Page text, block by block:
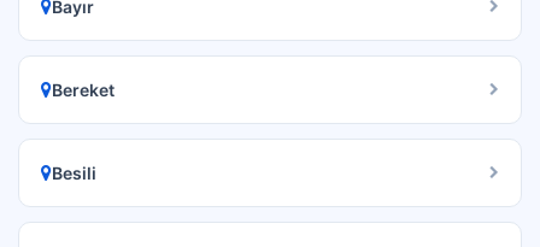
Bayır
Bereket
Besili